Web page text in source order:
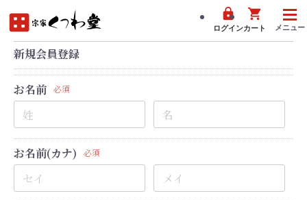
ログインカート メニュー
新規会員登録
お名前 必須
お名前(カナ) 必須